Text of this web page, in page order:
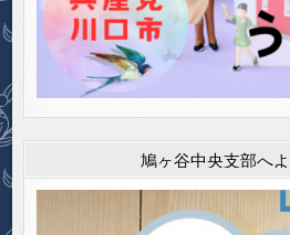
鳩ヶ谷中央支部へ